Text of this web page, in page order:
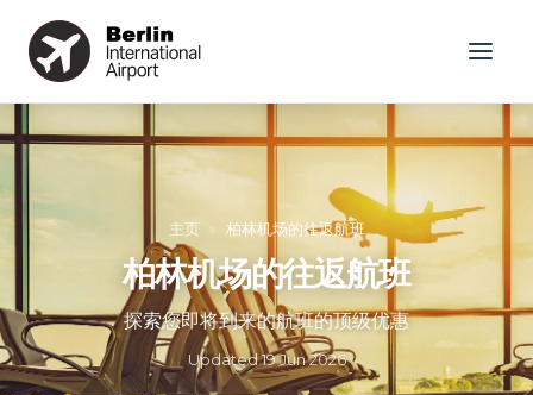
主页 » 柏林机场的往返航班
柏林机场的往返航班
探索您即将到来的航班的顶级优惠
Updated19 Jun 2026